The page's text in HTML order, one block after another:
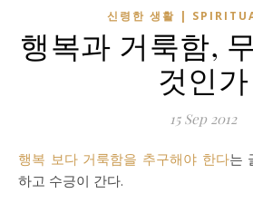
신령한 생활 |
행복과 거룩함,
것인가
15 Sep 2012
행복 보다 거룩함을 추구해야 한다는
하고 수긍이 간다.